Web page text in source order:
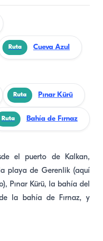
Ruta Cueva Azul
Ruta Pınar Kürü
Ruta Bahía de Fırnaz
el puerto de Kalkan,
playa de Gerenlik (aquí
Pınar Kürü, la bahía del
la bahía de Fırnaz, y